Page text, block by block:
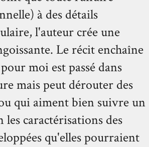
à des détails
l'auteur crée une
Le récit enchaîne
moi est passé dans
mais peut dérouter des
qui aiment bien suivre un
les caractérisations des
qu'elles pourraient